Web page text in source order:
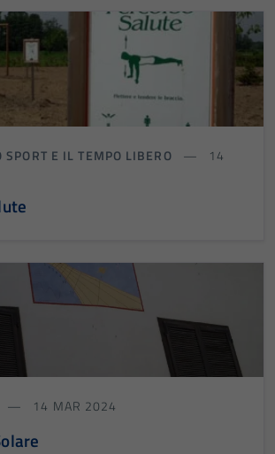
SPORT E IL TEMPO LIBERO
14
14 MAR 2024
informazioni
personali.